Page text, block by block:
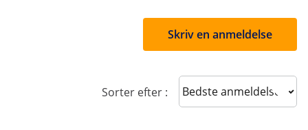
Skriv en anmeldelse
Sorter efter : Sort reviews